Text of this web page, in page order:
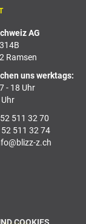
AG
Ramsen
uns werktags:
- 18 Uhr
Uhr
511 32 70
52 511 32 74
z.ch